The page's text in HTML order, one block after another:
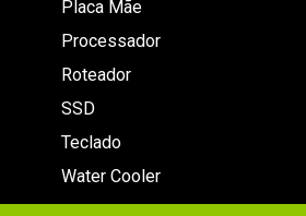
Zoom (máx.)
Zoom óptico_filtro
Placa Mãe
Processador
Roteador
SSD
Teclado
Water Cooler